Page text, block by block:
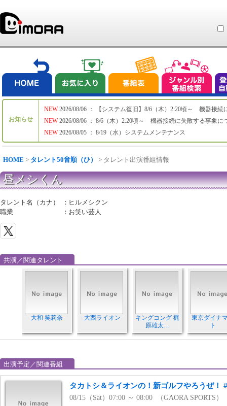
お知らせ
NEW
NEW
NEW
2026/08/06 ： 【システム復旧】8/6（木）2:20頃～ 機器接続
2026/08/06 ： 8/6（木）2:20頃～ 機器接続に失敗する事象に
2026/08/05 ： 8/19（水）システムメンテナンス
HOME > タレント50音順（ひ） > タレント出演番組情報
昼メシくん
タレント名（カナ） ： ヒルメシクン
職業
： お笑い芸人
共演／関連タレント
大和 笑莉奈 大西ライオン
キングコング 梶
原雄太…
東京ダイナ
ト
出演予定／関連番組
タカトシ＆ライオンの！新ゴルフやろうぜ！
08/15（Sat）07:00 ～ 08:00 （GAORA SPORTS）